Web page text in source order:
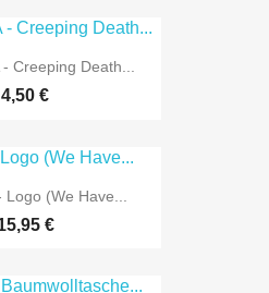
- Creeping Death...
4,50 €
(We Have...
€